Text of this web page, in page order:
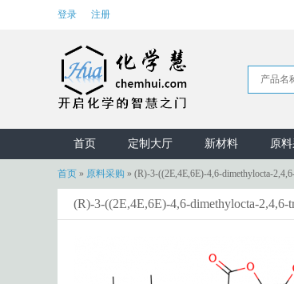
登录 注册
首页 定制大厅 新材料 原
首页 » 原料采购 » (R)-3-((2E,4E,6E)-4,6-dimethylocta-
(R)-3-((2E,4E,6E)-4,6-dimethylocta-